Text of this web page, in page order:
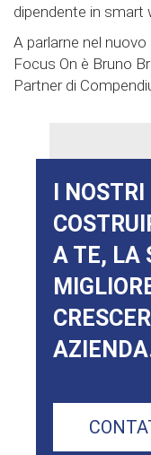
dipendente in smart
A parlarne nel
Focus On è Bruno
Partner di
I
A TE, LA